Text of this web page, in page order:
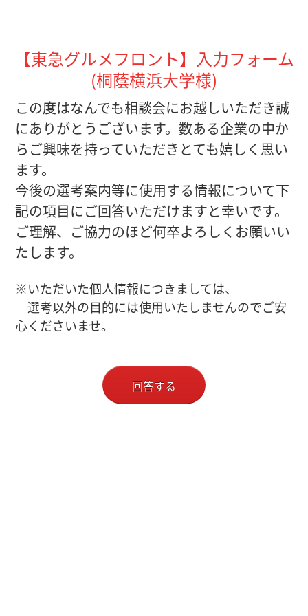
【東急グルメフロント】入力フォーム
(桐蔭横浜大学様)
この度はなんでも相談会にお越しいただき誠
にありがとうございます。数ある企業の中か
らご興味を持っていただきとても嬉しく思い
ます。
今後の選考案内等に使用する情報について下
記の項目にご回答いただけますと幸いです。
ご理解、ご協力のほど何卒よろしくお願いい
たします。
※いただいた個人情報につきましては、
選考以外の目的には使用いたしませんのでご安
心くださいませ。
回答する